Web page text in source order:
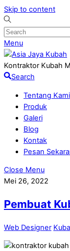
Skip to content
Menu
Kontraktor Kubah
Search
Tentang Kami
Produk
Galeri
Blog
Kontak
Pesan
Close Menu
Mei 26, 2022
Pembuat
Web Designer